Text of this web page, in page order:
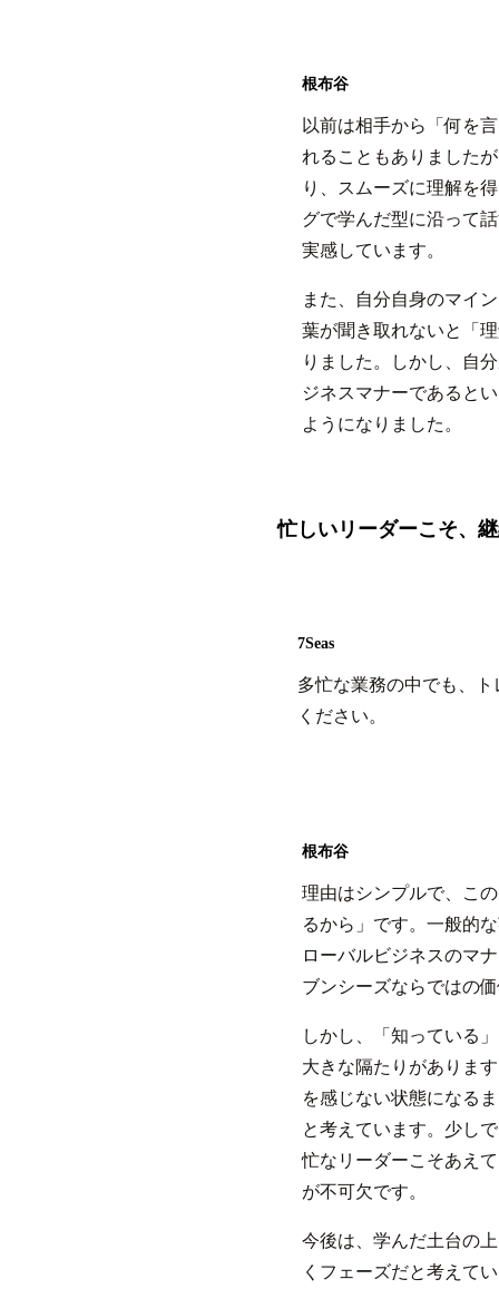
根布谷
以前は相手から「何を
れることもありました
り、スムーズに理解を
グで学んだ型に沿って
実感しています。
また、自分自身のマイ
葉が聞き取れないと「
りました。しかし、自
ジネスマナーであると
ようになりました。
忙しいリーダーこそ、
7Seas
多忙な業務の中でも、
ください。
根布谷
理由はシンプルで、こ
るから」です。一般的
ローバルビジネスのマ
ブンシーズならではの
しかし、「知っている
大きな隔たりがありま
を感じない状態になる
と考えています。少し
忙なリーダーこそあえ
が不可欠です。
今後は、学んだ土台の
くフェーズだと考えて